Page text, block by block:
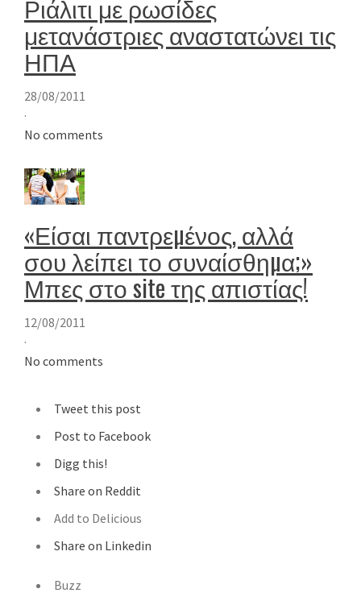
Ριάλιτι με ρωσίδες
μετανάστριες αναστατώνει τις
ΗΠΑ
28/08/2011
·
No comments
«Είσαι παντρεµένος, αλλά
σου λείπει το συναίσθηµα;»
Μπες στο site της απιστίας!
12/08/2011
·
No comments
Tweet this post
Post to Facebook
Digg this!
Share on Reddit
Add to Delicious
Share on Linkedin
Buzz